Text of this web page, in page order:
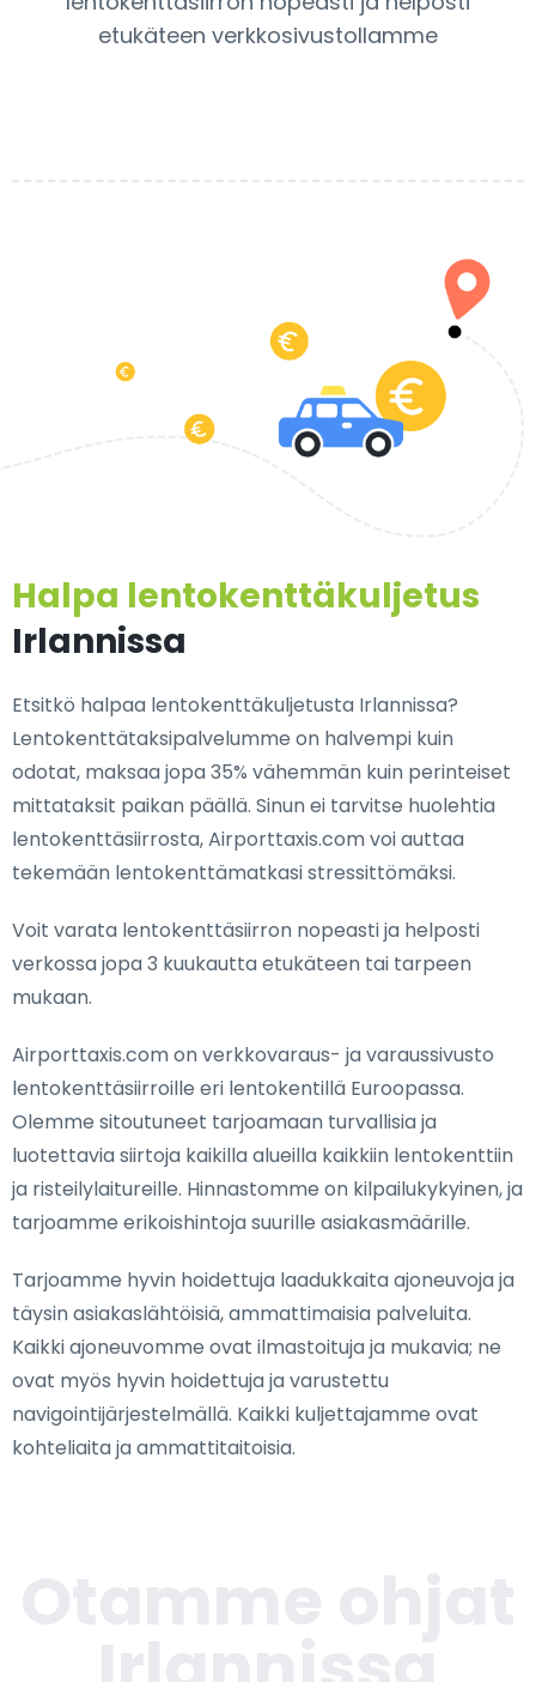
etukäteen verkkosivustollamme
Halpa lentokenttäkuljetus
Irlannissa
Etsitkö halpaa lentokenttäkuljetusta Irlannissa?
Lentokenttätaksipalvelumme on halvempi kuin
odotat, maksaa jopa 35% vähemmän kuin perinteiset
mittataksit paikan päällä. Sinun ei tarvitse huolehtia
lentokenttäsiirrosta, Airporttaxis.com voi auttaa
tekemään lentokenttämatkasi stressittömäksi.
Voit varata lentokenttäsiirron nopeasti ja helposti
verkossa jopa 3 kuukautta etukäteen tai tarpeen
mukaan.
Airporttaxis.com on verkkovaraus- ja varaussivusto
lentokenttäsiirroille eri lentokentillä Euroopassa.
Olemme sitoutuneet tarjoamaan turvallisia ja
luotettavia siirtoja kaikilla alueilla kaikkiin lentokenttiin
ja risteilylaitureille. Hinnastomme on kilpailukykyinen, ja
tarjoamme erikoishintoja suurille asiakasmäärille.
Tarjoamme hyvin hoidettuja laadukkaita ajoneuvoja ja
täysin asiakaslähtöisiä, ammattimaisia palveluita.
Kaikki ajoneuvomme ovat ilmastoituja ja mukavia; ne
ovat myös hyvin hoidettuja ja varustettu
navigointijärjestelmällä. Kaikki kuljettajamme ovat
kohteliaita ja ammattitaitoisia.